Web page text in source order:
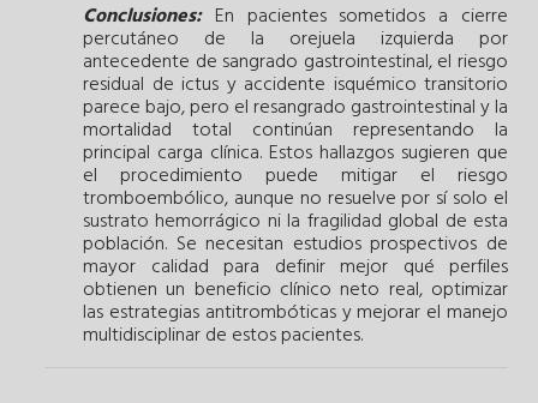
Conclusiones:En pacientes sometidos a cierre
percutáneo de la orejuela izquierda por
antecedente de sangrado gastrointestinal, el riesgo
residual de ictus y accidente isquémico transitorio
parece bajo, pero el resangrado gastrointestinal y la
mortalidad total continúan representando la
principal carga clínica. Estos hallazgos sugieren que
el procedimiento puede mitigar el riesgo
tromboembólico, aunque no resuelve por sí solo el
sustrato hemorrágico ni la fragilidad global de esta
población. Se necesitan estudios prospectivos de
mayor calidad para definir mejor qué perfiles
obtienen un beneficio clínico neto real, optimizar
las estrategias antitrombóticas y mejorar el manejo
multidisciplinar de estos pacientes.